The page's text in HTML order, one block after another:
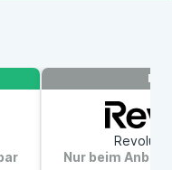
Stiftung arbeiten wir
frei von
Revolut
Nur beim